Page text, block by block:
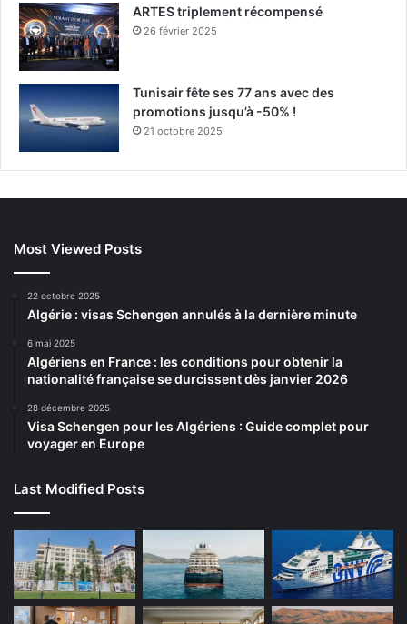
ARTES triplement récompensé
26 février 2025
Tunisair fête ses 77 ans avec des
promotions jusqu’à -50% !
21 octobre 2025
Most Viewed Posts
22 octobre 2025
Algérie : visas Schengen annulés à la dernière minute
6 mai 2025
Algériens en France : les conditions pour obtenir la
nationalité française se durcissent dès janvier 2026
28 décembre 2025
Visa Schengen pour les Algériens : Guide complet pour
voyager en Europe
Last Modified Posts